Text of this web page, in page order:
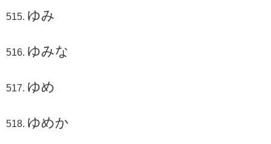
ゆみ
ゆみな
ゆめ
ゆめか